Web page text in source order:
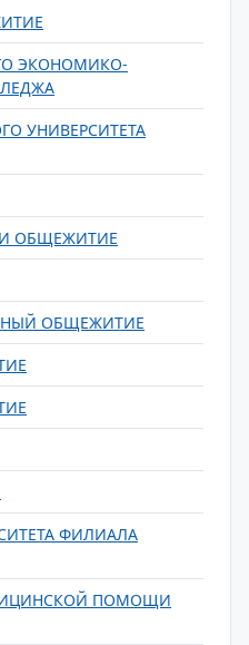
ЭКОНОМИКО-
УНИВЕРСИТЕТА
ОБЩЕЖИТИЕ
ОБЩЕЖИТИЕ
ФИЛИАЛА
ПОМОЩИ